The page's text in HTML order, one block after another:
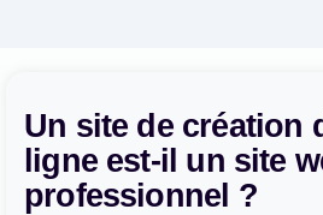
Un site de création
ligne est-il un site
professionnel ?